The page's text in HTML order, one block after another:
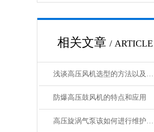
相关文章 / ARTICLE
浅谈高压风机选型的方法以及注意事项
防爆高压鼓风机的特点和应用
高压旋涡气泵该如何进行维护保养